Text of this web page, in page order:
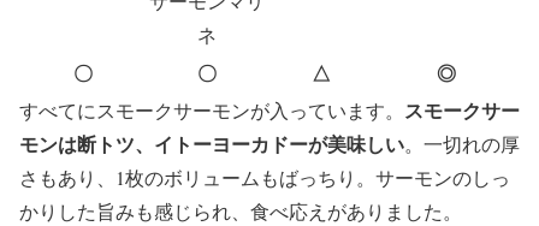
ネ
〇 〇 △ ◎
すべてにスモークサーモンが入っています。 スモークサー
モンは断トツ、イトーヨーカドーが美味しい。一切れの厚
さもあり、1枚のボリュームもばっちり。サーモンのしっ
かりした旨みも感じられ、食べ応えがありました。